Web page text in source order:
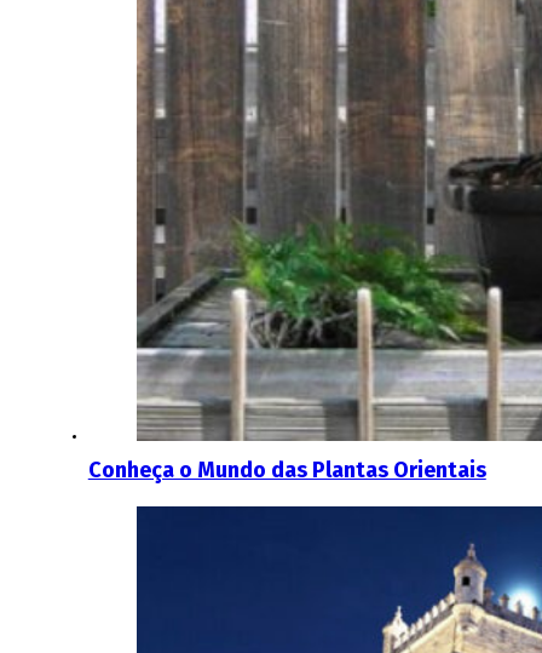
Conheça o Mundo das Plantas Orientais